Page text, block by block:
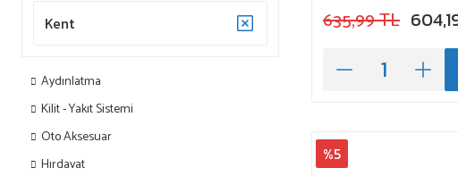
Kent
Aydınlatma
Kilit - Yakıt Sistemi
Oto Aksesuar
Hırdavat
635,99 TL
%5